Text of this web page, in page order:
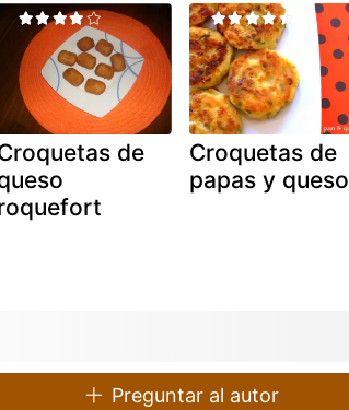
de
Croquetas de
papas y queso
Preguntar al autor